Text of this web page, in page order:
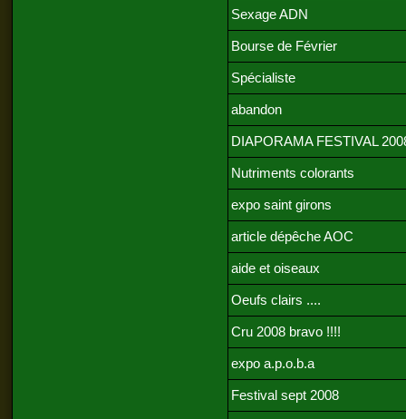
Sexage ADN
Bourse de Février
Spécialiste
abandon
DIAPORAMA FESTIVAL
Nutriments colorants
expo saint girons
article dépêche AOC
aide et oiseaux
Oeufs clairs ....
Cru 2008 bravo !!!!
expo a.p.o.b.a
Festival sept 2008